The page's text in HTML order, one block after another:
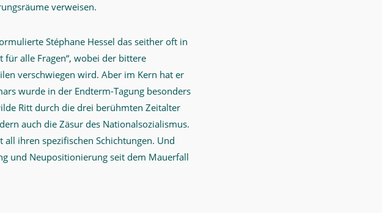
verweisen.
Stéphane Hessel das seither oft in
alle Fragen“, wobei der bittere
verschwiegen wird. Aber im Kern hat er
wurde in der Endterm-Tagung besonders
Ritt durch die drei berühmten Zeitalter
auch die Zäsur des Nationalsozialismus.
ihren spezifischen Schichtungen. Und
und Neupositionierung seit dem Mauerfall